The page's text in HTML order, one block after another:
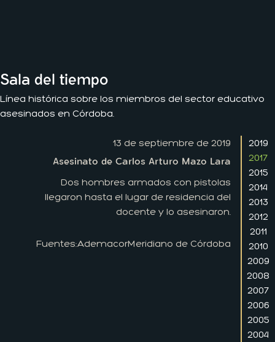
Sala del tiempo
Línea histórica sobre los miembros del sector educativo
asesinados en Córdoba.
13 de septiembre de 2019
Asesinato de Carlos Arturo Mazo Lara
Dos hombres armados con pistolas
llegaron hasta el lugar de residencia del
docente y lo asesinaron.
Fuentes:AdemacorMeridiano de Córdoba
2019
2017
2015
2014
2013
2012
2011
2010
2009
2008
2007
2006
2005
2004